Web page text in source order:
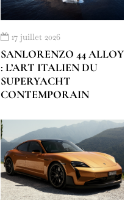
17 juillet 2026
SANLORENZO 44 ALLOY
: L’ART ITALIEN DU
SUPERYACHT
CONTEMPORAIN